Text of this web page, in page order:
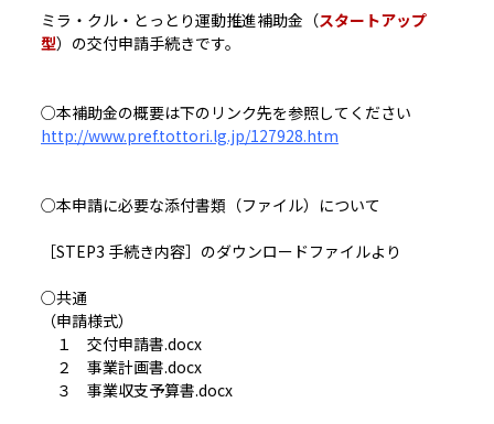
ミラ・クル・とっとり運動推進補助金（スタートアップ
型）の交付申請手続きです。
○本補助金の概要は下のリンク先を参照してください
http://www.pref.tottori.lg.jp/127928.htm
○本申請に必要な添付書類（ファイル）について
［STEP3 手続き内容］のダウンロードファイルより
○共通
（申請様式）
１ 交付申請書.docx
２ 事業計画書.docx
３ 事業収支予算書.docx